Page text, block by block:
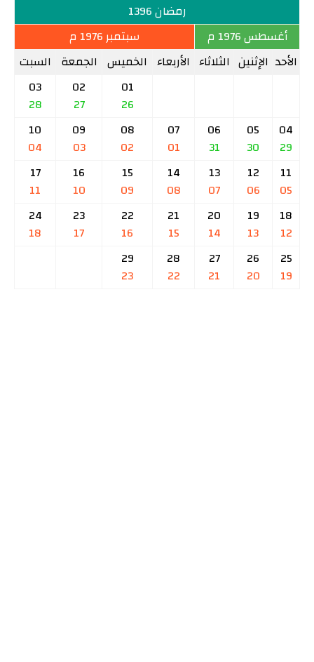
رمضان 1396
أغسطس 1976 م
سبتمبر 1976 م
الأحد الإثنين الثلاثاء الأربعاء الخميس الجمعة السبت
01
26
02
27
03
28
04
29
05
30
06
31
07
01
08
02
09
03
10
04
11
05
12
06
13
07
14
08
15
09
16
10
17
11
18
12
19
13
20
14
21
15
22
16
23
17
24
18
25
19
26
20
27
21
28
22
29
23